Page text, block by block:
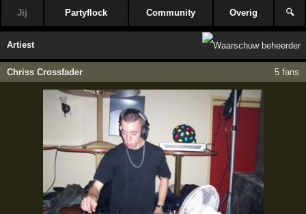
Jij Partyflock Community Overig 🔍
Artiest
Chriss Crossfader 5 fans